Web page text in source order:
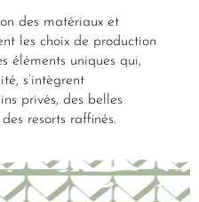
des matériaux et
les choix de production
éléments uniques qui,
s’intègrent
privés, des belles
resorts raffinés.